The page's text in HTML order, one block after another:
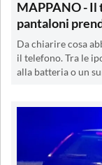
MAPPANO - Il
pantaloni
Da chiarire cosa
il telefono. Tra le
alla batteria o un